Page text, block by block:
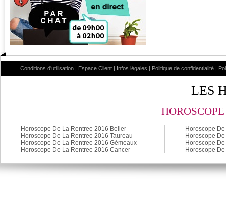
Conditions d'utilisation | Espace Client | Infos légales | Politique de confidentialité |
LES
Horoscope De La Rentree 2016 Belier
Horoscope De La Rentree 2016 Taureau
Horoscope De La Rentree 2016 Gémeaux
Horoscope De La Rentree 2016 Cancer
Horoscope
Horoscope
Horoscope
Horoscope